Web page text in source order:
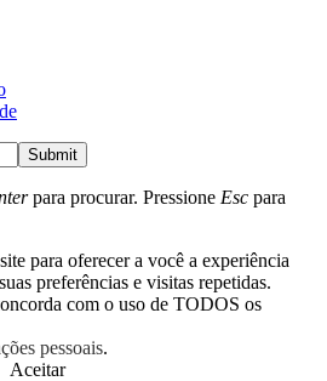
Submit
para procurar. Pressione Esc para
para oferecer a você a experiência
preferências e visitas repetidas.
com o uso de TODOS os
pessoais.
Aceitar